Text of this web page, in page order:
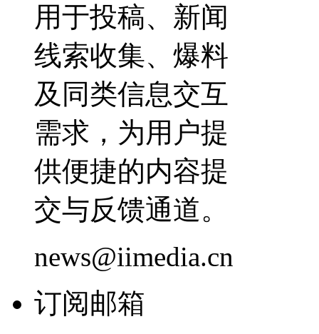
用于投稿、新闻
线索收集、爆料
及同类信息交互
需求，为用户提
供便捷的内容提
交与反馈通道。
news@iimedia.cn
订阅邮箱